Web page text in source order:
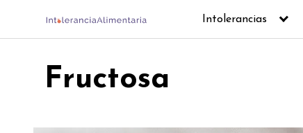
content
Intolerancias
Fructosa